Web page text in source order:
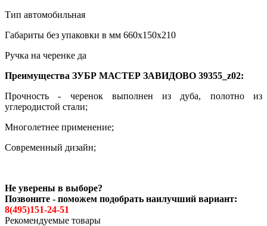
Тип автомобильная
Габариты без упаковки в мм 660x150x210
Ручка на черенке да
Преимущества ЗУБР МАСТЕР ЗАВИДОВО 39355_z02:
Прочность - черенок выполнен из дуба, полотно из
углеродистой стали;
Многолетнее применение;
Современный дизайн;
Не уверены в выборе?
Позвоните - поможем подобрать наилучший вариант:
8(495)151-24-51
Рекомендуемые товары